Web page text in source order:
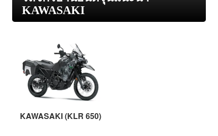
KAWASAKI
KAWASAKI (KLR 650)